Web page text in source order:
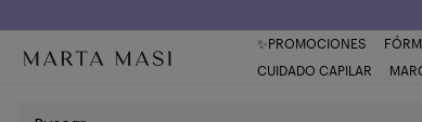
✨PROMOCIONES
CUIDADO CAPILAR